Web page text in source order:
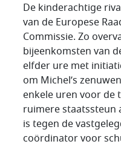
De kinderachtige
van de Europese
Commissie. Zo
bijeenkomsten van
elfder ure met
om Michel’s
enkele uren voor de
ruimere staatssteun
is tegen de
coördinator voor